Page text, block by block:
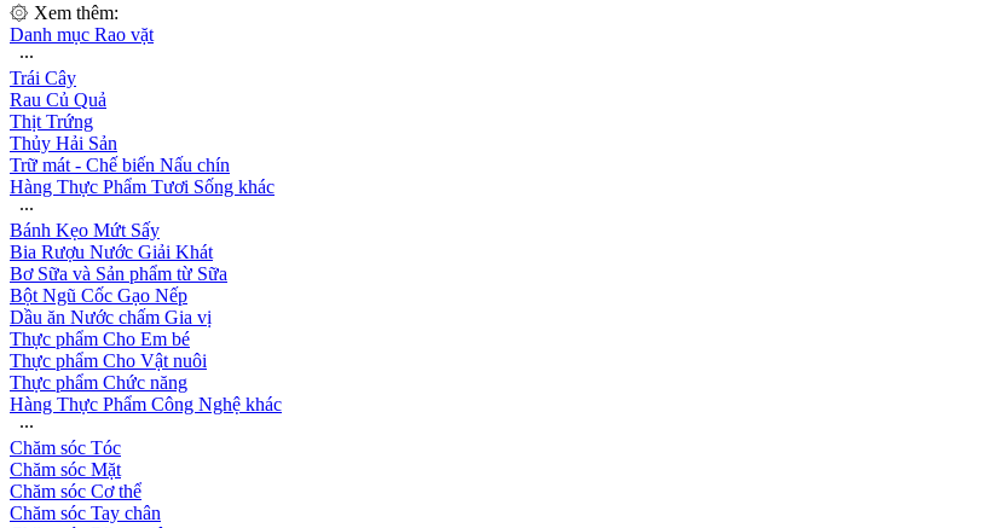
۞ Xem thêm:
Danh mục Rao vặt
∙∙∙
Trái Cây
Rau Củ Quả
Thịt Trứng
Thủy Hải Sản
Trữ mát - Chế biến Nấu chín
Hàng Thực Phẩm Tươi Sống khác
∙∙∙
Bánh Kẹo Mứt Sấy
Bia Rượu Nước Giải Khát
Bơ Sữa và Sản phẩm từ Sữa
Bột Ngũ Cốc Gạo Nếp
Dầu ăn Nước chấm Gia vị
Thực phẩm Cho Em bé
Thực phẩm Cho Vật nuôi
Thực phẩm Chức năng
Hàng Thực Phẩm Công Nghệ khác
∙∙∙
Chăm sóc Tóc
Chăm sóc Mặt
Chăm sóc Cơ thể
Chăm sóc Tay chân